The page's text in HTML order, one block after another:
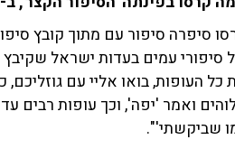
סיפרה סיפור עם מתוך קובץ
סיפורי עמים בעדות ישראל
כל העופות, בואו אליי עם גוזליכם,
ואמר 'יפה', וכך עופות רבים
שביקשתי'".